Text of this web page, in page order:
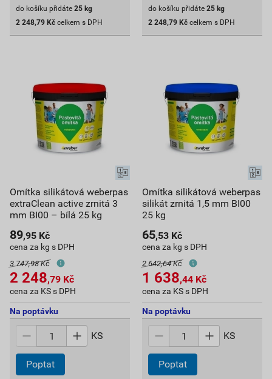
do košíku přidáte 25 kg
2 248,79 Kč celkem s DPH
do košíku přidáte 25 kg
2 248,79 Kč celkem s DPH
Omítka silikátová weberpas
extraClean active zrnitá 3
mm BI00 – bílá 25 kg
89,95 Kč
cena za kg s DPH
3 747,98 Kč
2 248,79 Kč
cena za KS s DPH
Na poptávku
KS
Poptat
Omítka silikátová weberpas
silikát zrnitá 1,5 mm BI00
25 kg
65,53 Kč
cena za kg s DPH
2 642,64 Kč
1 638,44 Kč
cena za KS s DPH
Na poptávku
KS
Poptat